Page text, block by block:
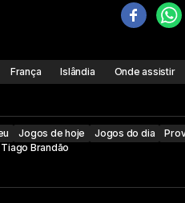
França Islândia Onde assistir
Jogos de hoje Jogos do dia
Tiago Brandão